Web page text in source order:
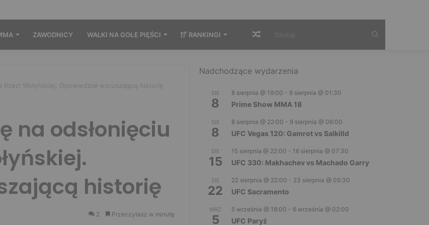
ZAWODNICY WALKI NA GOŁE PIĘŚCI RANKINGI Losowy
Rzezi Wołyńskiej. Opowiedział wzruszającą historię
na odsłonięciu
historię
2 Przeczytasz w minutę
Nadchodzące wydarzenia
SIE
8
8 sierpnia @ 19:00 - 9 sierpnia @ 01:30
Prime Show MMA 18
SIE
8
8 sierpnia @ 22:00 - 9 sierpnia @ 06:00
UFC Vegas 120: Gamrot vs Salkilld
SIE
15
15 sierpnia @ 22:00 - 16 sierpnia @ 07:30
UFC 330: Makhachev vs Machado Garry
SIE
22
22 sierpnia @ 22:00 - 23 sierpnia @ 05:30
UFC Sacramento
WRZ
5
5 września @ 18:00 - 6 września @ 02:00
UFC Paryż